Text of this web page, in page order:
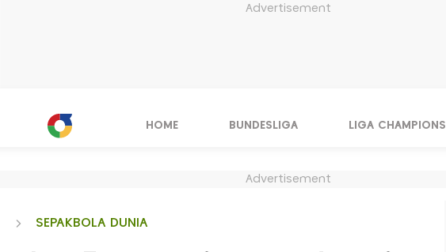
Advertisement
HOME BUNDESLIGA LIGA CHAMPIONS
Advertisement
SEPAKBOLA DUNIA